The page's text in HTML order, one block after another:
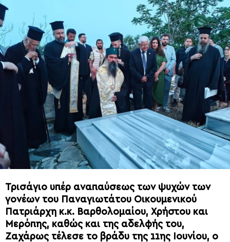
Τρισάγιο υπέρ αναπαύσεως των ψυχών των
γονέων του Παναγιωτάτου Οικουμενικού
Πατριάρχη κ.κ. Βαρθολομαίου, Χρήστου και
Μερόπης, καθώς και της αδελφής του,
Ζαχάρως τέλεσε το βράδυ της 11ης Ιουνίου, ο